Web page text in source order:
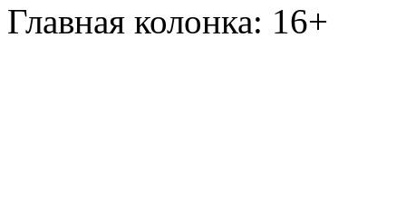
Главная колонка: 16+